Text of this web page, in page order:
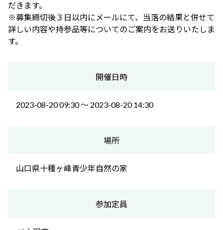
だきます。
※募集締切後３日以内にメールにて、当落の結果と併せて
詳しい内容や持参品等についてのご案内をお送りいたしま
す。
開催日時
2023-08-20 09:30 〜 2023-08-20 14:30
場所
山口県十種ヶ峰青少年自然の家
参加定員